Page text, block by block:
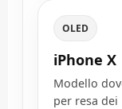
OLED
iPhone X
Modello
per resa